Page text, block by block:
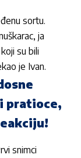
sortu.
ja
su bili
je Ivan.
pratioce,
snimci